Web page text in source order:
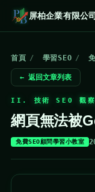
屏柏企業有限公司
首頁 / 學習SEO /
← 返回文章列表
II. 技術 SEO 觀察
網頁無法被
免費SEO顧問學習小教室